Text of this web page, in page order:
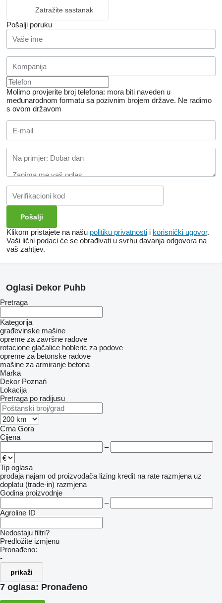
Zatražite sastanak
Pošalji poruku
Molimo provjerite broj telefona: mora biti naveden u
međunarodnom formatu sa pozivnim brojem države. Ne radimo
s ovom državom
Klikom pristajete na našu politiku privatnosti i korisnički ugovor.
Vaši lični podaci će se obrađivati ​​u svrhu davanja odgovora na
vaš zahtjev.
Oglasi Dekor Puhb
Pretraga
Kategorija
građevinske mašine
opreme za završne radove
rotacione glačalice hobleric za podove
opreme za betonske radove
mašine za armiranje betona
Marka
Dekor Poznań
Lokacija
Pretraga po radijusu
Crna Gora
Cijena
–
Tip oglasa
prodaja najam od proizvođača lizing kredit na rate razmjena uz
doplatu (trade-in) razmjena
Godina proizvodnje
–
Agroline ID
Nedostaju filtri?
Predložite izmjenu
Pronađeno:
-
prikaži
7 oglasa: Pronađeno